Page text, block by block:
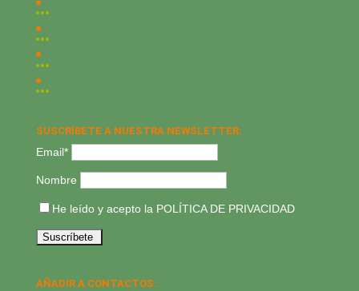
SUSCRÍBETE A NUESTRA NEWSLETTER:
Email*
Nombre
He leído y acepto la POLÍTICA DE PRIVACIDAD
AÑADIR A CONTACTOS: